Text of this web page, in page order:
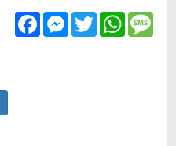
FacebookMessenger
Twitter